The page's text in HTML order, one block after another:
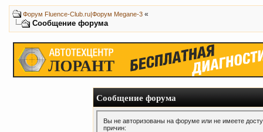
Форум Fluence-Club.ru|Форум Megane-3 «
Сообщение форума
Сообщение форума
Вы не авторизованы на форуме или не имеете
причин: